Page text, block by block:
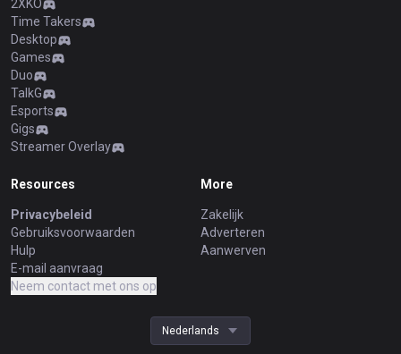
2XKO
Time Takers
Desktop
Games
Duo
TalkG
Esports
Gigs
Streamer Overlay
Resources
Privacybeleid
Gebruiksvoorwaarden
Hulp
E-mail aanvraag
Neem contact met ons op
More
Zakelijk
Adverteren
Aanwerven
Nederlands